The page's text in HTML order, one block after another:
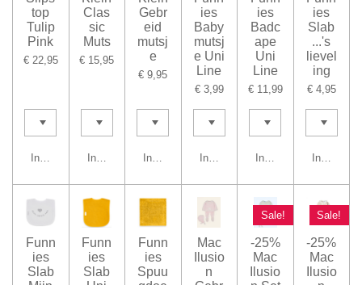
top
Tulip
Pink
€ 22,95
In winkelwagen
Clas
sic
Muts
€ 15,95
In winkelwagen
Gebr
eid
mutsj
e
€ 9,95
In winkelwagen
ies
Baby
mutsj
e Uni
Line
€ 3,99
In winkelwagen
ies
Badc
ape
Uni
Line
€ 11,99
In winkelwagen
ies
Slab
...'s
lievel
ing
€ 4,95
In
Funn
ies
Slab
Funn
ies
Slab
Funn
ies
Spuu
Mac
Ilusio
n
Sale!
-25%
Mac
Ilusio
Sale!
-25%
Mac
Ilusio